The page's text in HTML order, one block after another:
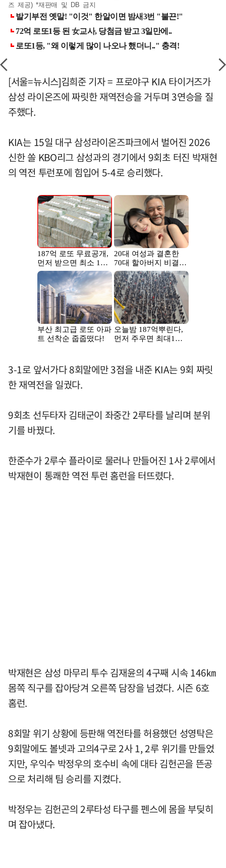
즈 제공) *재판매 및 DB 금지
[서울=뉴시스]김희준 기자 = 프로야구 KIA 타이거즈가
삼성 라이온즈에 짜릿한 재역전승을 거두며 3연승을 질
주했다.
KIA는 15일 대구 삼성라이온즈파크에서 벌어진 2026
신한 쏠 KBO리그 삼성과의 경기에서 9회초 터진 박재현
의 역전 투런포에 힘입어 5-4로 승리했다.
3-1로 앞서가다 8회말에만 3점을 내준 KIA는 9회 짜릿
한 재역전을 일궜다.
9회초 선두타자 김태군이 좌중간 2루타를 날리며 분위
기를 바꿨다.
한준수가 2루수 플라이로 물러나 만들어진 1사 2루에서
박재현이 통쾌한 역전 투런 홈런을 터뜨렸다.
박재현은 삼성 마무리 투수 김재윤의 4구째 시속 146㎞
몸쪽 직구를 잡아당겨 오른쪽 담장을 넘겼다. 시즌 6호
홈런.
8회말 위기 상황에 등판해 역전타를 허용했던 성영탁은
9회말에도 볼넷과 고의4구로 2사 1, 2루 위기를 만들었
지만, 우익수 박정우의 호수비 속에 대타 김헌곤을 뜬공
으로 처리해 팀 승리를 지켰다.
박정우는 김헌곤의 2루타성 타구를 펜스에 몸을 부딪히
며 잡아냈다.